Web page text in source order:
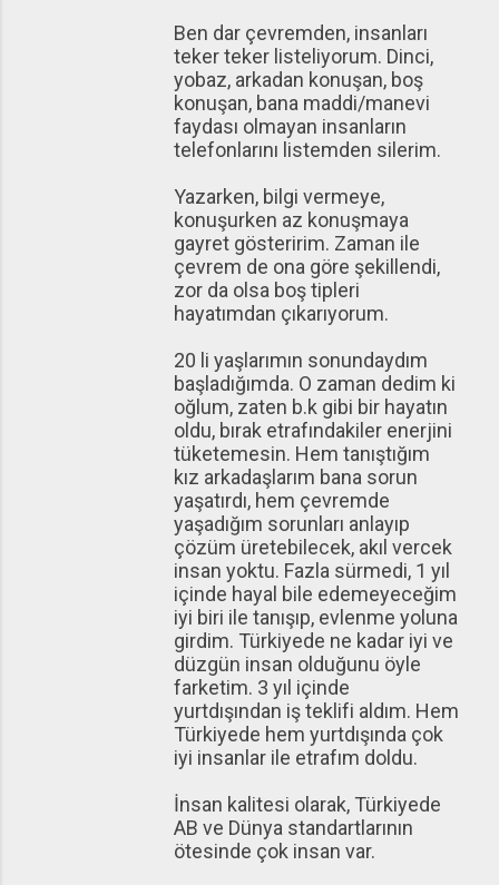
Ben dar çevremden, insanları
teker teker listeliyorum. Dinci,
yobaz, arkadan konuşan, boş
konuşan, bana maddi/manevi
faydası olmayan insanların
telefonlarını listemden silerim.
Yazarken, bilgi vermeye,
konuşurken az konuşmaya
gayret gösteririm. Zaman ile
çevrem de ona göre şekillendi,
zor da olsa boş tipleri
hayatımdan çıkarıyorum.
20 li yaşlarımın sonundaydım
başladığımda. O zaman dedim ki
oğlum, zaten b.k gibi bir hayatın
oldu, bırak etrafındakiler enerjini
tüketemesin. Hem tanıştığım
kız arkadaşlarım bana sorun
yaşatırdı, hem çevremde
yaşadığım sorunları anlayıp
çözüm üretebilecek, akıl vercek
insan yoktu. Fazla sürmedi, 1 yıl
içinde hayal bile edemeyeceğim
iyi biri ile tanışıp, evlenme yoluna
girdim. Türkiyede ne kadar iyi ve
düzgün insan olduğunu öyle
farketim. 3 yıl içinde
yurtdışından iş teklifi aldım. Hem
Türkiyede hem yurtdışında çok
iyi insanlar ile etrafım doldu.
İnsan kalitesi olarak, Türkiyede
AB ve Dünya standartlarının
ötesinde çok insan var.